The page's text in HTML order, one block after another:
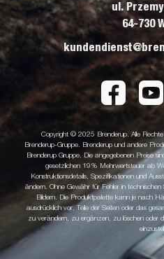
ul.
64-730
Copyright © 2025 Brenderup. Alle Rechte
Brenderup-Gruppe. Brenderup und andere
Brenderup Gruppe. Die angegebenen Preise
gesetzlichen 19% Mehrwertsteuer ab
Konstruktionsdetails, Spezifikationen und
ändern. Ohne Gewähr für Fehler in
Bildern. Die Produktpalette kann je nach
ausdrücklich vor, Teile der Seiten oder das
zu verändern, zu ergänzen, zu löschen oder